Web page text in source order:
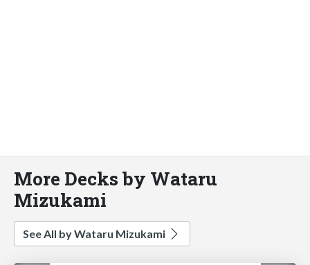
More Decks by Wataru
Mizukami
See All by Wataru Mizukami